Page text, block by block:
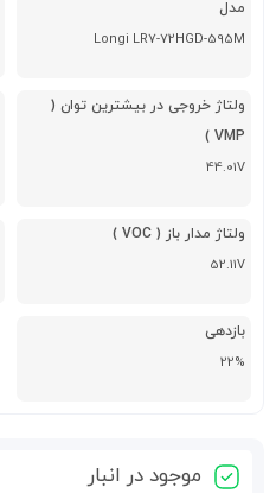
مدل
Longi LR7-72HGD-595M
ولتاژ خروجی در بیشترین توان (
VMP )
44.01V
ولتاژ مدار باز ( VOC )
52.11V
بازدهی
22%
موجود در انبار